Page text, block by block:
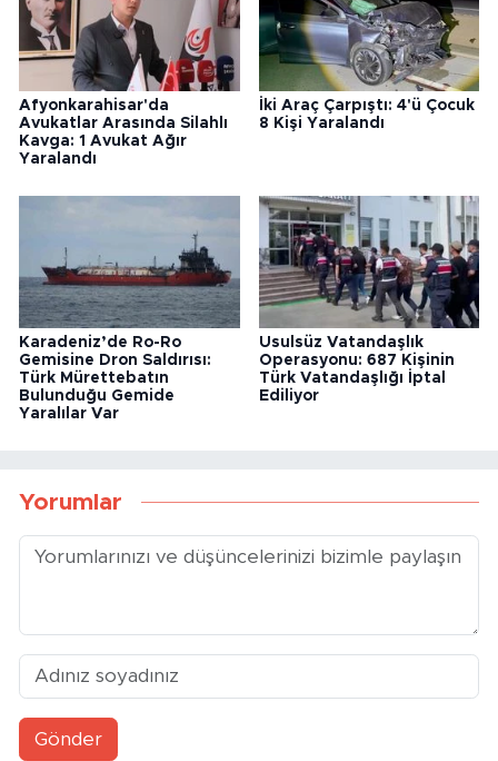
Afyonkarahisar'da
Avukatlar Arasında Silahlı
Kavga: 1 Avukat Ağır
Yaralandı
İki Araç Çarpıştı: 4'ü Çocuk
8 Kişi Yaralandı
Karadeniz’de Ro-Ro
Gemisine Dron Saldırısı:
Türk Mürettebatın
Bulunduğu Gemide
Yaralılar Var
Usulsüz Vatandaşlık
Operasyonu: 687 Kişinin
Türk Vatandaşlığı İptal
Ediliyor
Yorumlar
Gönder